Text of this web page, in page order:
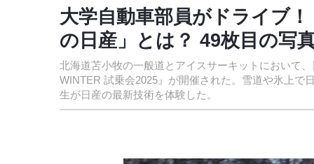
大学自動車部員がドライブ
の日産」とは？ 49枚目の写
北海道苫小牧の一般道とアイスサーキットにおいて
WINTER 試乗会2025』が開催された。雪道や氷上で
生が日産の最新技術を体験した。